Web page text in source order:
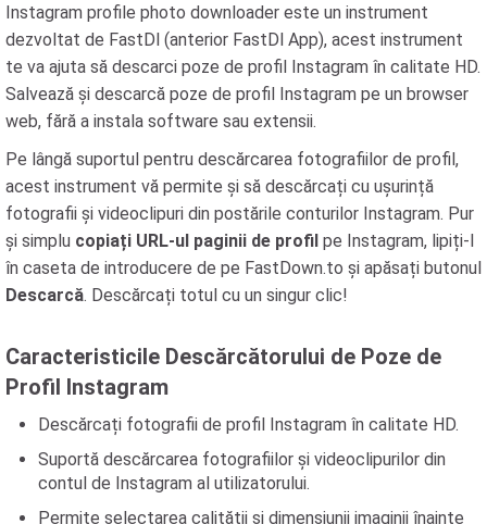
Instagram profile photo downloader este un instrument
dezvoltat de FastDl (anterior FastDl App), acest instrument
te va ajuta să descarci poze de profil Instagram în calitate HD.
Salvează și descarcă poze de profil Instagram pe un browser
web, fără a instala software sau extensii.
Pe lângă suportul pentru descărcarea fotografiilor de profil,
acest instrument vă permite și să descărcați cu ușurință
fotografii și videoclipuri din postările conturilor Instagram. Pur
și simplu copiați URL-ul paginii de profil pe Instagram, lipiți-l
în caseta de introducere de pe FastDown.to și apăsați butonul
Descarcă. Descărcați totul cu un singur clic!
Caracteristicile Descărcătorului de Poze de
Profil Instagram
Descărcați fotografii de profil Instagram în calitate HD.
Suportă descărcarea fotografiilor și videoclipurilor din
contul de Instagram al utilizatorului.
Permite selectarea calității și dimensiunii imaginii înainte